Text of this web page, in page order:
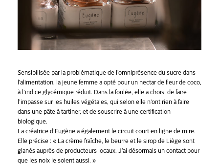
Sensibilisée par la problématique de l’omniprésence du sucre dans
l’alimentation, la jeune femme a opté pour un nectar de fleur de coco,
à l’indice glycémique réduit. Dans la foulée, elle a choisi de faire
l’impasse sur les huiles végétales, qui selon elle n’ont rien à faire
dans une pâte à tartiner, et de souscrire à une certification
biologique.
La créatrice d’Eugène a également le circuit court en ligne de mire.
Elle précise : « La crème fraîche, le beurre et le sirop de Liège sont
glanés auprès de producteurs locaux. J’ai désormais un contact pour
que les noix le soient aussi. »